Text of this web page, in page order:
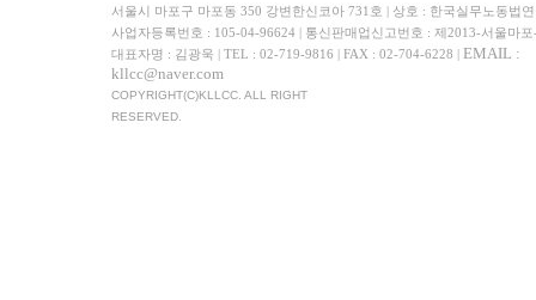
서울시 마포구 마포동 350 강변한신코아 731호 | 상호 : 한국실무노동법
사업자등록번호 : 105-04-96624 | 통신판매업신고번호 : 제2013-서울마
대표자명 : 김광욱 | TEL : 02-719-9816 | FAX : 02-704-6228 | EMAIL :
kllcc@naver.com
COPYRIGHT(C)KLLCC. ALL RIGHT
RESERVED.